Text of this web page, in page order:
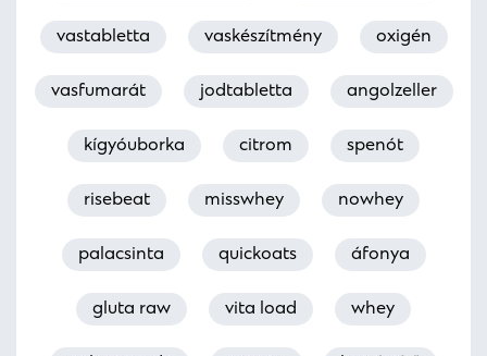
vastabletta vaskészítmény oxigén
vasfumarát jodtabletta angolzeller
kígyóuborka citrom spenót
risebeat misswhey nowhey
palacsinta quickoats áfonya
gluta raw vita load whey